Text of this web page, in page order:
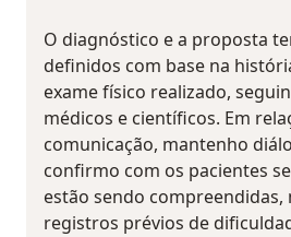
O diagnóstico e a proposta
definidos com base na
exame físico realizado,
médicos e científicos. Em
comunicação, mantenho
confirmo com os pacientes
estão sendo compreendidas,
registros prévios de